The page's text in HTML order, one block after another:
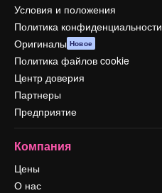
Условия и положения
Политика конфиденциальности
Оригиналы Новое
Политика файлов cookie
Центр доверия
Партнеры
Предприятие
Компания
Цены
О нас